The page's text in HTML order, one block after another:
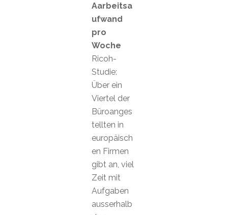
Aarbeitsa
ufwand
pro
Woche
Ricoh-
Studie:
Über ein
Viertel der
Büroanges
tellten in
europäisch
en Firmen
gibt an, viel
Zeit mit
Aufgaben
ausserhalb